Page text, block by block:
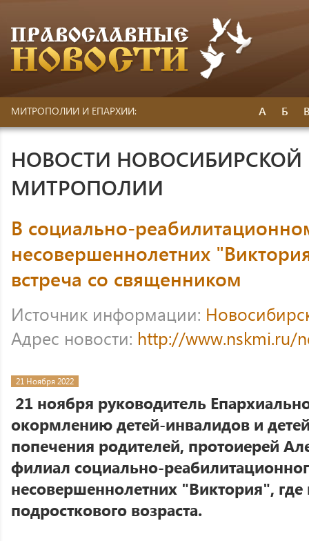
МИТРОПОЛИИ И ЕПАРХИИ: А Б
НОВОСТИ НОВОСИБИРСКОЙ
МИТРОПОЛИИ
В социально-
несовершеннолетних
встреча со священником
Источник информации:
Адрес новости: http://www.nskmi.ru/
21 Ноября 2022
21 ноября руководитель
окормлению детей-инвалидов и
попечения родителей, протоиерей
филиал социально-
несовершеннолетних "Виктория",
подросткового возраста.